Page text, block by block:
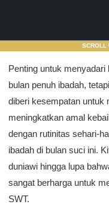
SCROLL
Penting untuk
bulan penuh ibadah,
diberi kesempatan untuk
meningkatkan amal
dengan rutinitas sehari-
ibadah di bulan suci ini.
duniawi hingga lupa
sangat berharga untuk
SWT.